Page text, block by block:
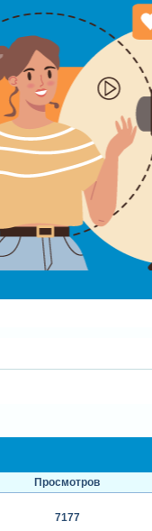
Просмотров
7177